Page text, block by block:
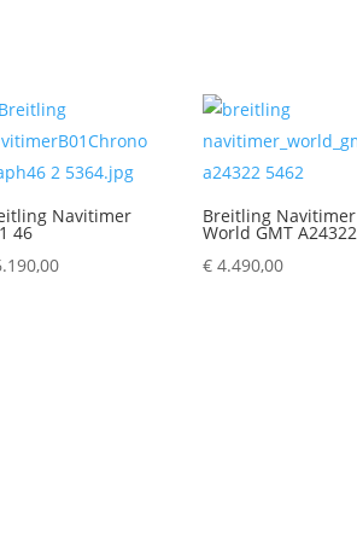
Navitimer
46
Breitling Navitimer
World GMT A24322
€ 4.490,00